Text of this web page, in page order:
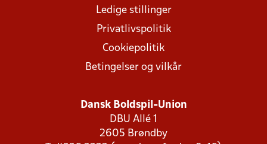
Ledige stillinger
Privatlivspolitik
Cookiepolitik
Betingelser og vilkår
Dansk Boldspil-Union
DBU Allé 1
2605 Brøndby